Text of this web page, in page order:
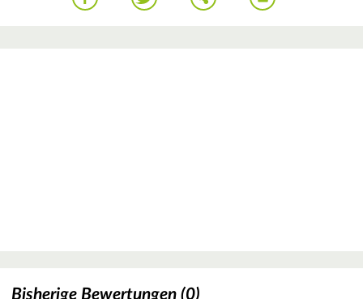
Bisherige Bewertungen (0)